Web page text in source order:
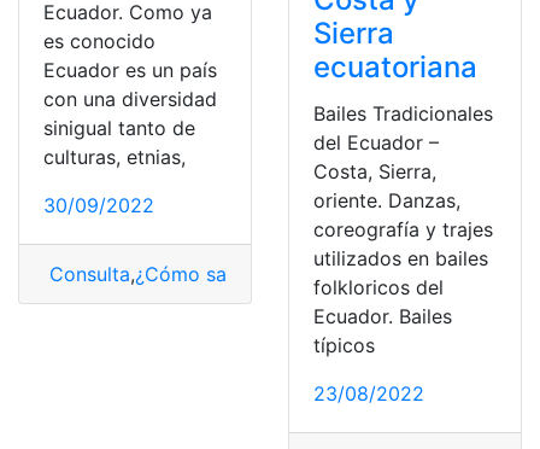
Ecuador. Como ya
es conocido
Ecuador es un país
con una diversidad
sinigual tanto de
culturas, etnias,
30/09/2022
Consulta,¿Cómo saber? Bebidas lista tradicionales
Sierra
ecuatoriana
Bailes Tradicionales
del Ecuador –
Costa, Sierra,
oriente. Danzas,
coreografía y trajes
utilizados en bailes
folkloricos del
Ecuador. Bailes
típicos
23/08/2022